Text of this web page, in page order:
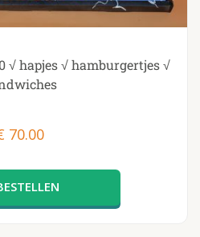
√ hapjes √ hamburgertjes √
70.00